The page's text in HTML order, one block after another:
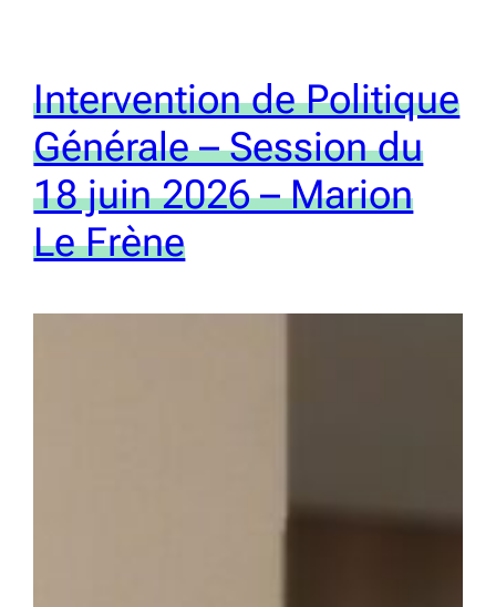
Intervention de Politique
Générale – Session du
18 juin 2026 – Marion
Le Frène